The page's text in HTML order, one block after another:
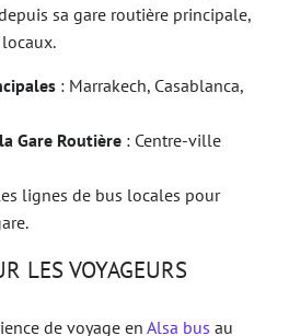
sa gare routière principale,
: Marrakech, Casablanca,
Gare Routière : Centre-ville
lignes de bus locales pour
LES VOYAGEURS
de voyage en Alsa bus au